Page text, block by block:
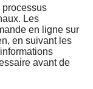
processus
Les
en ligne sur
en suivant les
avant de